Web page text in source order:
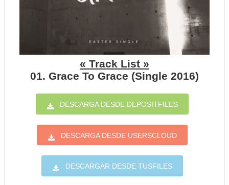
« Track List »
01. Grace To Grace (Single 2016)
DESCARGA DESDE DEPOSITFILES
DESCARGA DESDE USERSCLOUD
DESCARGAR DESDE TUSFILES